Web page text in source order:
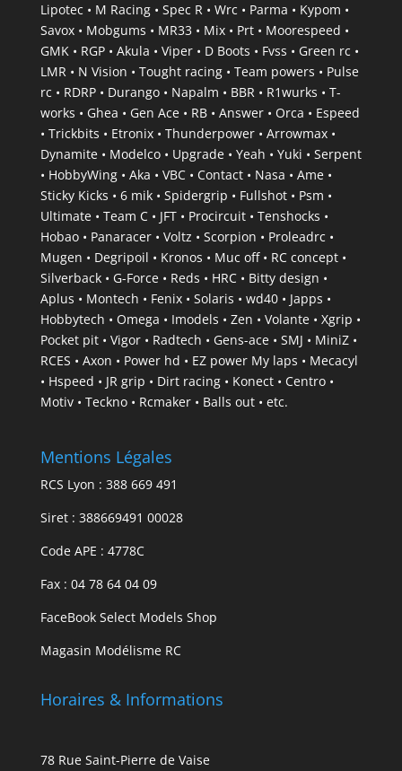
Lipotec • M Racing • Spec R • Wrc • Parma • Kypom •
Savox • Mobgums • MR33 • Mix • Prt • Moorespeed •
GMK • RGP • Akula • Viper • D Boots • Fvss • Green rc •
LMR • N Vision • Tought racing • Team powers • Pulse
rc • RDRP • Durango • Napalm • BBR • R1wurks • T-
works • Ghea • Gen Ace • RB • Answer • Orca • Espeed
• Trickbits • Etronix • Thunderpower • Arrowmax •
Dynamite • Modelco • Upgrade • Yeah • Yuki • Serpent
• HobbyWing • Aka • VBC • Contact • Nasa • Ame •
Sticky Kicks • 6 mik • Spidergrip • Fullshot • Psm •
Ultimate • Team C • JFT • Procircuit • Tenshocks •
Hobao • Panaracer • Voltz • Scorpion • Proleadrc •
Mugen • Degripoil • Kronos • Muc off • RC concept •
Silverback • G-Force • Reds • HRC • Bitty design •
Aplus • Montech • Fenix • Solaris • wd40 • Japps •
Hobbytech • Omega • Imodels • Zen • Volante • Xgrip •
Pocket pit • Vigor • Radtech • Gens-ace • SMJ • MiniZ •
RCES • Axon • Power hd • EZ power My laps • Mecacyl
• Hspeed • JR grip • Dirt racing • Konect • Centro •
Motiv • Teckno • Rcmaker • Balls out • etc.
Mentions Légales
RCS Lyon : 388 669 491
Siret : 388669491 00028
Code APE : 4778C
Fax : 04 78 64 04 09
FaceBook Select Models Shop
Magasin Modélisme RC
Horaires & Informations
78 Rue Saint-Pierre de Vaise